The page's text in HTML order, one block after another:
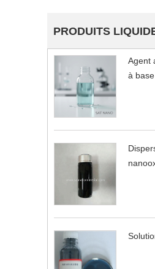
PRODUITS
Agent
à